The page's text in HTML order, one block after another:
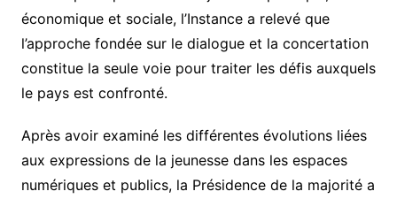
économique et sociale, l’Instance a relevé que
l’approche fondée sur le dialogue et la concertation
constitue la seule voie pour traiter les défis auxquels
le pays est confronté.
Après avoir examiné les différentes évolutions liées
aux expressions de la jeunesse dans les espaces
numériques et publics, la Présidence de la majorité a